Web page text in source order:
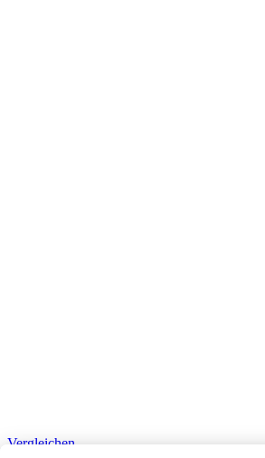
Vergleichen